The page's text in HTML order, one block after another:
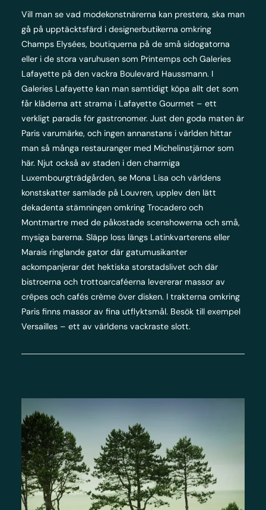
Vill man se vad modekonstnärerna kan prestera, ska man
gå på upptäcktsfärd i designerbutikerna omkring
Champs Elysées, boutiquerna på de små sidogatorna
eller i de stora varuhusen som Printemps och Galeries
Lafayette på den vackra Boulevard Haussmann. I
Galeries Lafayette kan man samtidigt köpa allt det som
får kläderna att strama i Lafayette Gourmet – ett
verkligt paradis för gastronomer. Just den goda maten är
Paris varumärke, och ingen annanstans i världen hittar
man så många restauranger med Michelinstjärnor som
här. Njut också av staden i den charmiga
Luxembourgträdgården, se Mona Lisa och världens
konstskatter samlade på Louvren, upplev den lätt
dekadenta stämningen omkring Trocadero och
Montmartre med de påkostade scenshowerna och små,
mysiga barerna. Släpp loss längs Latinkvarterens eller
Marais ringlande gator där gatumusikanter
ackompanjerar det hektiska storstadslivet och där
bistroerna och trottoarcaféerna levererar massor av
crêpes och cafés crème över disken. I trakterna omkring
Paris finns massor av fina utflyktsmål. Besök till exempel
Versailles – ett av världens vackraste slott.